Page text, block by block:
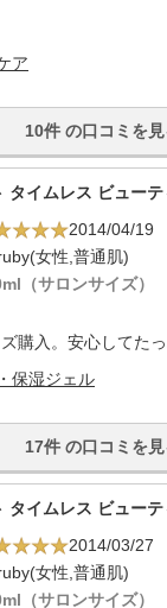
ア
10件 の口コミを見
タイムレス ビュー
2014/04/19
女性,普通肌)
（サロンサイズ）
購入。安心してたっ
保湿ジェル
17件 の口コミを見
タイムレス ビュー
2014/03/27
女性,普通肌)
（サロンサイズ）